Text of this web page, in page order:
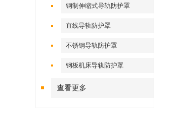
钢制伸缩式导轨防护罩
直线导轨防护罩
不锈钢导轨防护罩
钢板机床导轨防护罩
查看更多